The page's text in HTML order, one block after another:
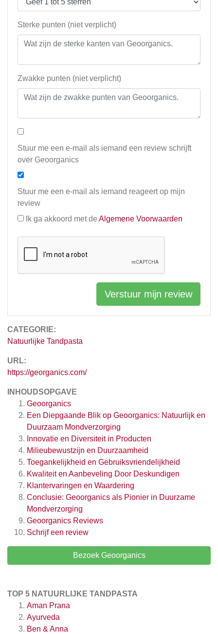
CATEGORIE:
Natuurlijke Tandpasta
URL:
https://georganics.com/
INHOUDSOPGAVE
Geoorganics
Een Diepgaande Blik op Geoorganics: Natuurlijk en
Duurzaam Mondverzorging
Innovatie en Diversiteit in Producten
Milieubewustzijn en Duurzaamheid
Toegankelijkheid en Gebruiksvriendelijkheid
Kwaliteit en Aanbeveling Door Deskundigen
Klantervaringen en Waardering
Conclusie: Geoorganics als Pionier in Duurzame
Mondverzorging
Geoorganics Reviews
Schrijf een review
Bezoek Geoorganics
TOP 5 NATUURLIJKE TANDPASTA
Aman Prana
Ayurveda
Ben & Anna
Sterke punten (niet verplicht)
Zwakke punten (niet verplicht)
Stuur me een e-mail als iemand een review schrijft
over Geoorganics
Stuur me een e-mail als iemand reageert op mijn
review
Ik ga akkoord met de Algemene Voorwaarden
Verstuur mijn review